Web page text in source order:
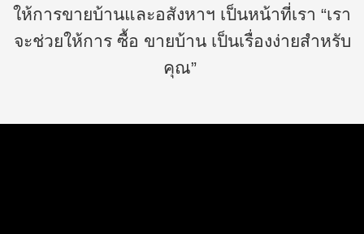
ให้การขายบ้านและอสังหาฯ เป็นหน้าที่เรา “เรา
จะช่วยให้การ ซื้อ ขายบ้าน เป็นเรื่องง่ายสำหรับ
คุณ”